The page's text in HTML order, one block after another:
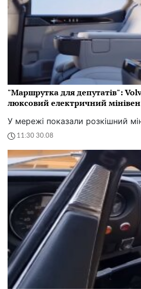
"Маршрутка для депутатів":
люксовий електричний мінівен
У мережі показали розкішний
11:30 30.08